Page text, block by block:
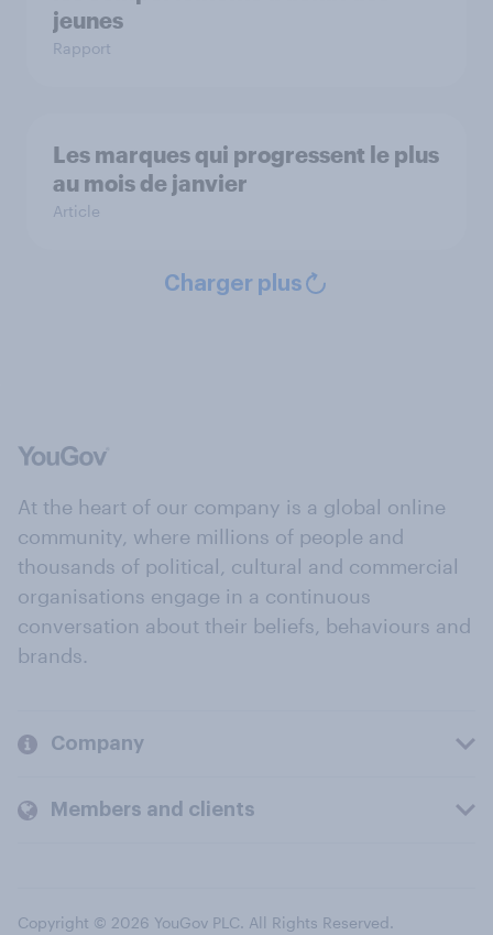
jeunes
Rapport
Les marques qui progressent le plus
au mois de janvier
Article
Charger plus
At the heart of our company is a global online
community, where millions of people and
thousands of political, cultural and commercial
organisations engage in a continuous
conversation about their beliefs, behaviours and
brands.
Company
Members and clients
Copyright © 2026 YouGov PLC. All Rights Reserved.